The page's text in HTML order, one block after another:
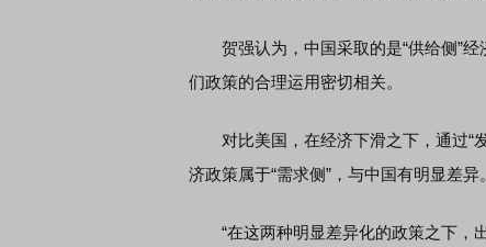
贺强认为，中国采取的是“供给侧”经
们政策的合理运用密切相关。
对比美国，在经济下滑之下，通过“
济政策属于“需求侧”，与中国有明显差异。
“在这两种明显差异化的政策之下，出